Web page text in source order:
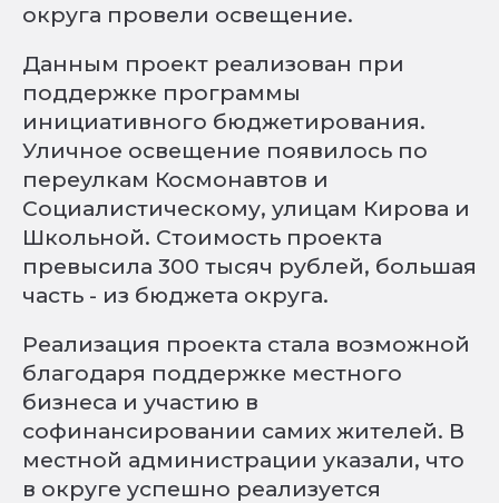
округа провели освещение.
Данным проект реализован при
поддержке программы
инициативного бюджетирования.
Уличное освещение появилось по
переулкам Космонавтов и
Социалистическому, улицам Кирова и
Школьной. Стоимость проекта
превысила 300 тысяч рублей, большая
часть - из бюджета округа.
Реализация проекта стала возможной
благодаря поддержке местного
бизнеса и участию в
софинансировании самих жителей. В
местной администрации указали, что
в округе успешно реализуется